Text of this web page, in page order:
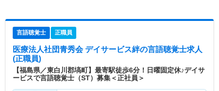
言語聴覚士 正職員
医療法人社団青秀会 デイサービス絆の言語聴覚士求人
(正職員)
【福島県／東白川郡塙町】最寄駅徒歩6分！日曜固定休♪デイサ
ービスで言語聴覚士（ST）募集＜正社員＞